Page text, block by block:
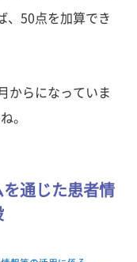
、50点を加算でき
からになっていま
。
通じた患者情